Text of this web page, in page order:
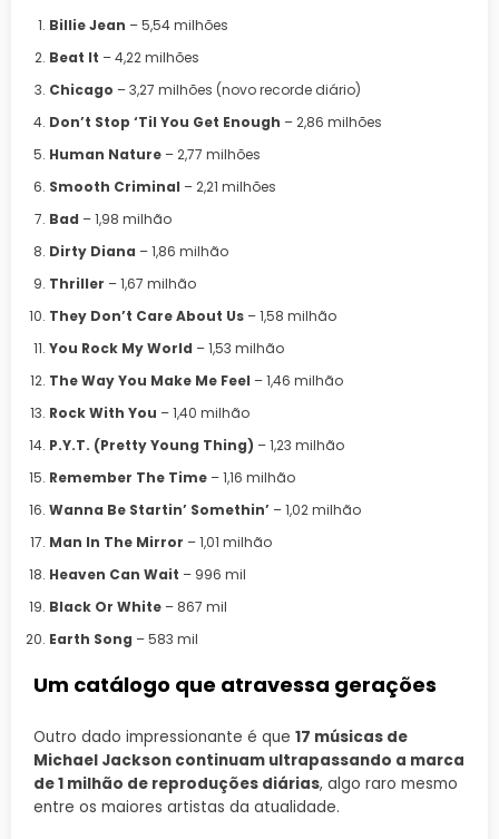
Billie Jean – 5,54 milhões
Beat It – 4,22 milhões
Chicago – 3,27 milhões (novo recorde diário)
Don’t Stop ‘Til You Get Enough – 2,86 milhões
Human Nature– 2,77 milhões
Smooth Criminal – 2,21 milhões
Bad – 1,98 milhão
Dirty Diana – 1,86 milhão
Thriller – 1,67 milhão
They Don’t Care About Us– 1,58 milhão
You Rock My World – 1,53 milhão
The Way You Make Me Feel – 1,46 milhão
Rock With You – 1,40 milhão
P.Y.T. (Pretty Young Thing) – 1,23 milhão
Remember The Time– 1,16 milhão
Wanna Be Startin’ Somethin’ – 1,02 milhão
Man In The Mirror – 1,01 milhão
Heaven Can Wait – 996 mil
Black Or White– 867 mil
Earth Song – 583 mil
Um catálogo que atravessa gerações
Outro dado impressionante é que 17 músicas de
Michael Jackson continuam ultrapassando a marca
de 1 milhão de reproduções diárias, algo raro mesmo
entre os maiores artistas da atualidade.